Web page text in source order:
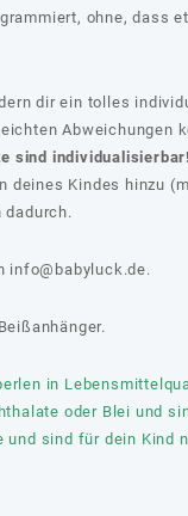
ohne, dass
dir ein tolles
Abweichungen
sind individualisierbar!
deines Kindes hinzu
dadurch.
info@babyluck.de.
in
oder Blei und
und sind für dein Kind